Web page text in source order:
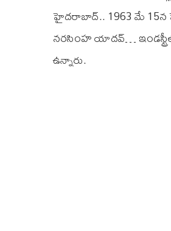
హైదరాబాద్‌.. 1963 మే 15న
నర‌సింహ యాద‌వ్‌…
ఉన్నారు.